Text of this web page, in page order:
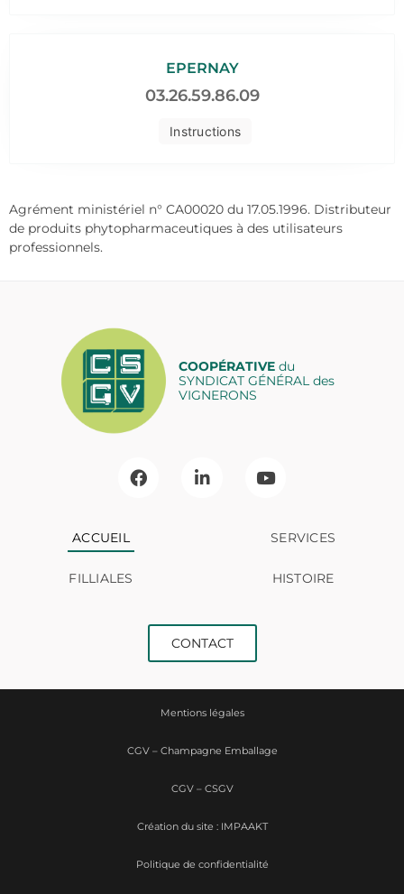
Instructions
EPERNAY
03.26.59.86.09
Agrément ministériel n° CA00020 du 17.05.1996. Distributeur
de produits phytopharmaceutiques à des utilisateurs
professionnels.
COOPÉRATIVEdu
SYNDICAT GÉNÉRAL des
VIGNERONS
ACCUEIL SERVICES
FILLIALES HISTOIRE
CONTACT
Mentions légales
CGV – Champagne Emballage
CGV – CSGV
Politique de confidentialité
Création du site : IMPAAKT